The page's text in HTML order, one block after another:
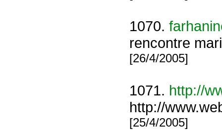
1070.
rencontre
[26/4/2005]
1071. http://
http://
[25/4/2005]